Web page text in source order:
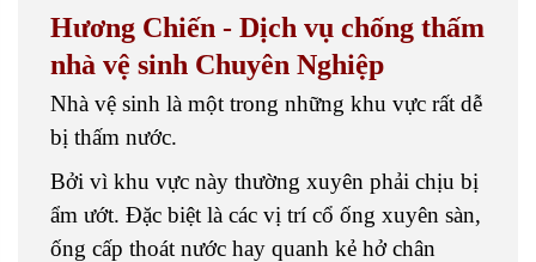
Hương Chiến - Dịch vụ chống thấm
nhà vệ sinh Chuyên Nghiệp
Nhà vệ sinh là một trong những khu vực rất dễ
bị thấm nước.
Bởi vì khu vực này thường xuyên phải chịu bị
ẩm ướt. Đặc biệt là các vị trí cổ ống xuyên sàn,
ống cấp thoát nước hay quanh kẻ hở chân